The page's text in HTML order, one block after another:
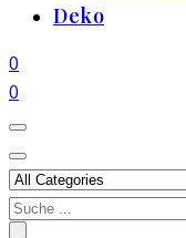
Deko
0
0
Search